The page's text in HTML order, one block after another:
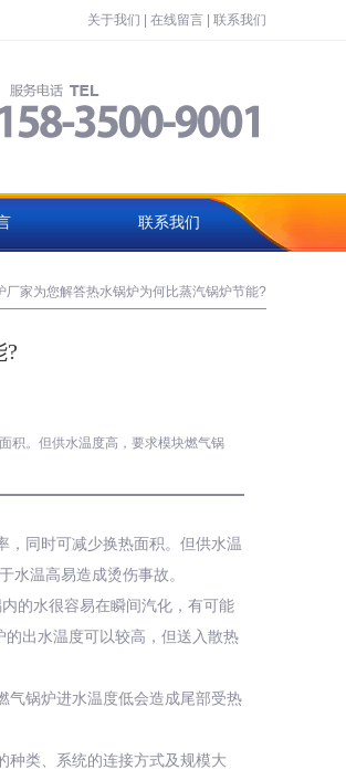
关于我们 在线留言 联系我们
联系我们
厂家为您解答热水锅炉为何比蒸汽锅炉节能?
?
积。但供水温度高，要求模块燃气锅
，同时可减少换热面积。但供水温
水温高易造成烫伤事故。
的水很容易在瞬间汽化，有可能
出水温度可以较高，但送入散热
气锅炉进水温度低会造成尾部受热
种类、系统的连接方式及规模大